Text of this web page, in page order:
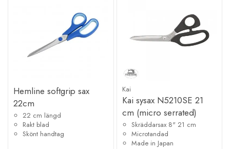
Hemline softgrip sax
22cm
22 cm längd
Rakt blad
Skönt handtag
Kai
Kai sysax N5210SE 21
cm (micro serrated)
Skräddarsax 8" 21 cm
Microtandad
Made in Japan